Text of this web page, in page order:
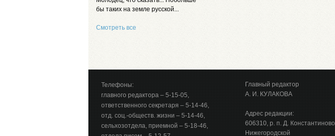
бы таких на земле русской...
Смотреть все
Телефоны:
главного редактора – 5-15-05,
ответственного секретаря – 5-14-46,
отд. соц.-обществ. жизни – 5-14-46,
сельхозотдела, приемной – 5-18-46,
Главный редактор
А. И. КУЛАКОВА
Адрес редакции:
606310, р. п. Д. Константиново
Нижегородской